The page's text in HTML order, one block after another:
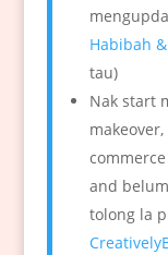
Habibah
tau)
Nak start
and
tolong la